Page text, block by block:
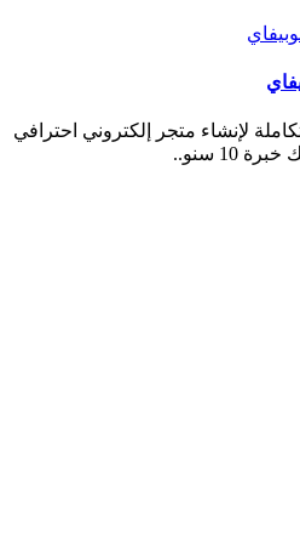
لإنشاء متجر إلكتروني احترافي